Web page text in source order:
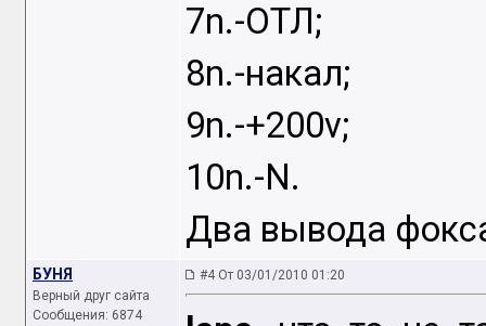
7n.-ОТЛ;
8n.-накал;
9n.-+200v;
10n.-N.
Два вывода
БУНЯ
Верный друг сайта
Сообщения: 6874
#4 От 03/01/2010 01:20